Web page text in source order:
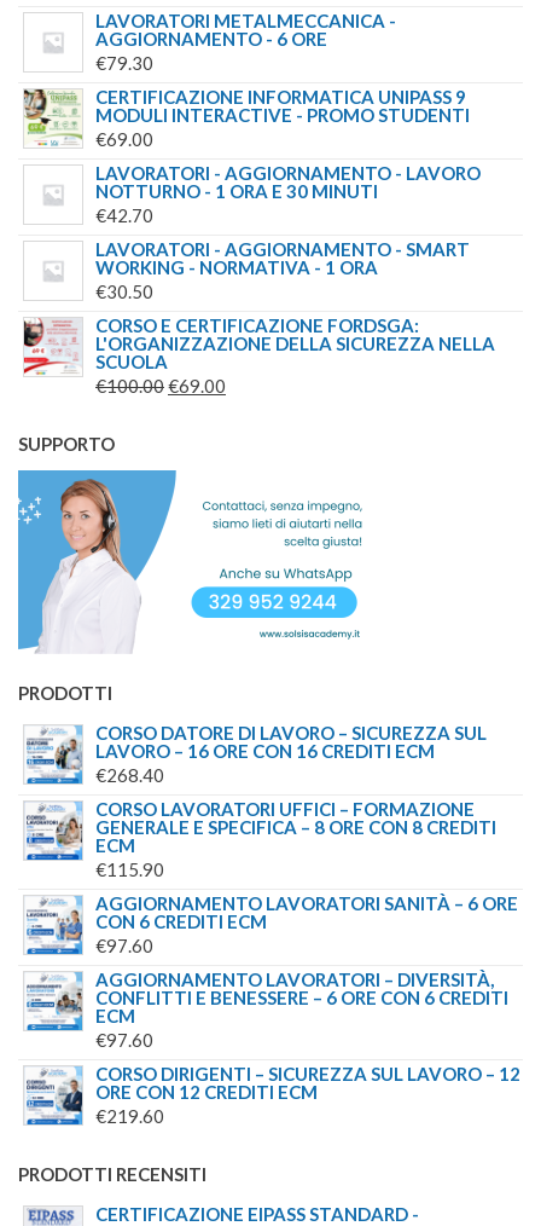
PREZZO
ORIGINALE
€220.00.
PREZZO
ATTUALE
€190.00.
LAVORATORI METALMECCANICA -
AGGIORNAMENTO - 6 ORE
€79.30
CERTIFICAZIONE INFORMATICA UNIPASS 9
MODULI INTERACTIVE - PROMO STUDENTI
€69.00
LAVORATORI - AGGIORNAMENTO - LAVORO
NOTTURNO - 1 ORA E 30 MINUTI
€42.70
LAVORATORI - AGGIORNAMENTO - SMART
WORKING - NORMATIVA - 1 ORA
€30.50
CORSO E CERTIFICAZIONE FORDSGA:
L'ORGANIZZAZIONE DELLA SICUREZZA NELLA
SCUOLA
€100.00IL
ERA:
€100.00.
€69.00
€69.00.
SUPPORTO
PRODOTTI
CORSO DATORE DI LAVORO – SICUREZZA SUL
LAVORO – 16 ORE CON 16 CREDITI ECM
€268.40
CORSO LAVORATORI UFFICI – FORMAZIONE
GENERALE E SPECIFICA – 8 ORE CON 8 CREDITI
ECM
€115.90
AGGIORNAMENTO LAVORATORI SANITÀ – 6 ORE
CON 6 CREDITI ECM
€97.60
AGGIORNAMENTO LAVORATORI – DIVERSITÀ,
CONFLITTI E BENESSERE – 6 ORE CON 6 CREDITI
ECM
€97.60
CORSO DIRIGENTI – SICUREZZA SUL LAVORO – 12
ORE CON 12 CREDITI ECM
€219.60
PRODOTTI RECENSITI
CERTIFICAZIONE EIPASS STANDARD -